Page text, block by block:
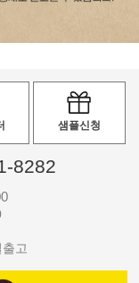
샘플신청
8282
고